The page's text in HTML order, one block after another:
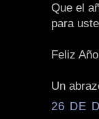
Que el
para
Feliz
Un
26 DE